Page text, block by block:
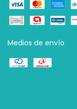
Medios de envío